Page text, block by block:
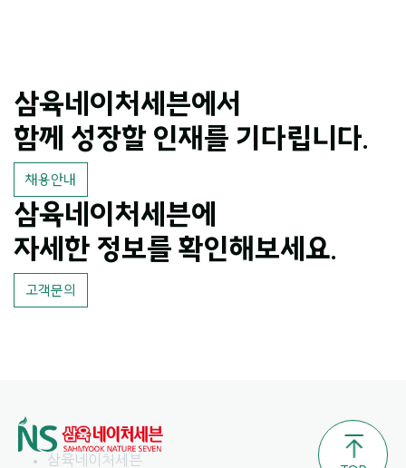
삼육네이처세븐에서
함께 성장할 인재를 기다립니다.
채용안내
삼육네이처세븐에
자세한 정보를 확인해보세요.
고객문의
삼육네이처세븐